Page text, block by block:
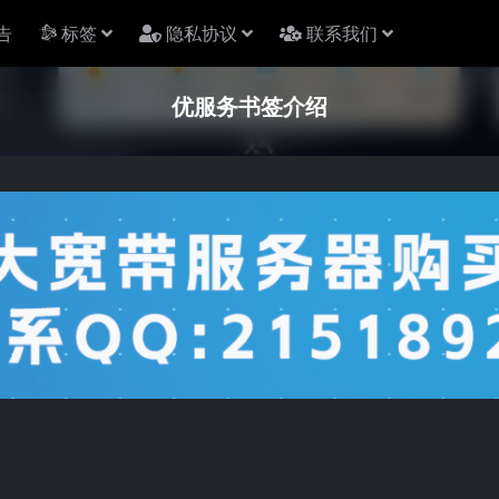
标签 隐私协议 联系我们
优服务书签介绍